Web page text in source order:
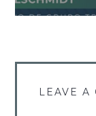
LEAVE A